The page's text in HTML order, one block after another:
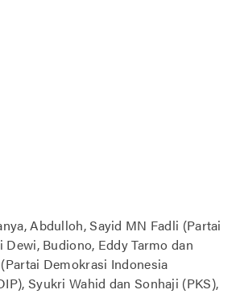
Abdulloh, Sayid MN Fadli (Partai
Budiono, Eddy Tarmo dan
Demokrasi Indonesia
Syukri Wahid dan Sonhaji (PKS),